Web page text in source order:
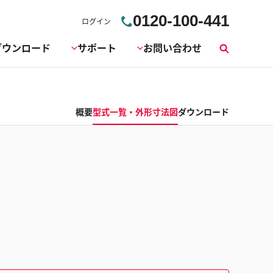
ログイン 0120-100-441
ンロード サポート お問い合わせ
索
概要型式一覧・外形寸法図ダウンロード